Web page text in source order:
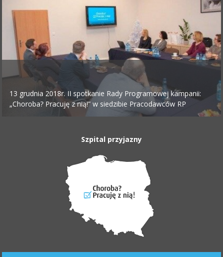
13 grudnia 2018r. II spotkanie Rady Programowej kampanii:
„Choroba? Pracuję z nią!” w siedzibie Pracodawców RP
Szpital przyjazny